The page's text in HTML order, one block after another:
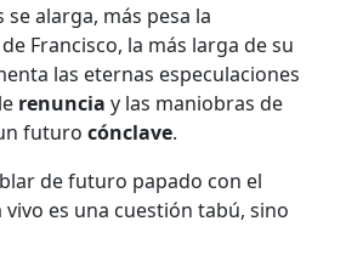
alarga, más pesa la
de Francisco, la más larga de su
las eternas especulaciones
renunciay las maniobras de
futurocónclave.
de futuro papado con el
es una cuestión tabú, sino